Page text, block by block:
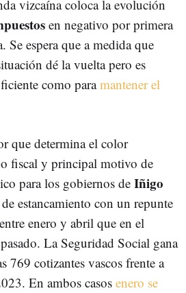
vizcaína coloca la evolución
en negativo por primera
Se espera que a medida que
dé la vuelta pero es
como paramantener el
que determina el color
fiscal y principal motivo de
para los gobiernos de Iñigo
estancamiento con un repunte
enero y abril que en el
La Seguridad Social gana
769 cotizantes vascos frente a
En ambos casos enero se